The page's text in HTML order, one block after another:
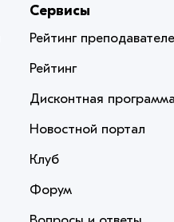
Сервисы
Рейтинг
Рейтинг
Дисконтная программа
Новостной портал
Клуб
Форум